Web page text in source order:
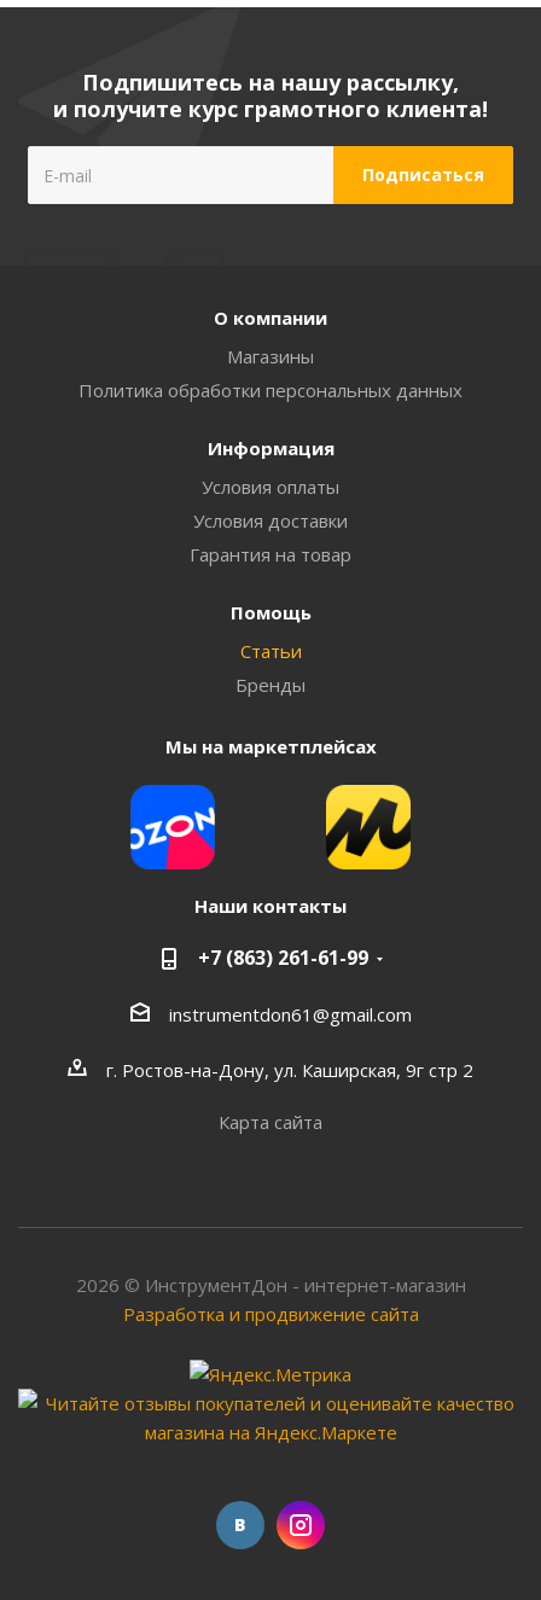
Подпишитесь на нашу рассылку,
и получите курс грамотного клиента!
О компании
Магазины
Политика обработки персональных данных
Информация
Условия оплаты
Условия доставки
Гарантия на товар
Помощь
Статьи
Бренды
Мы на маркетплейсах
Наши контакты
+7 (863) 261-61-99
instrumentdon61@gmail.com
г. Ростов-на-Дону, ул. Каширская, 9г стр 2
Карта сайта
2026 © ИнструментДон - интернет-магазин
Разработка и продвижение сайта